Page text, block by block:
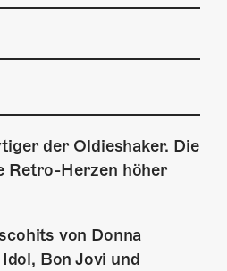
der Oldieshaker. Die
Retro-Herzen höher
von Donna
Bon Jovi und